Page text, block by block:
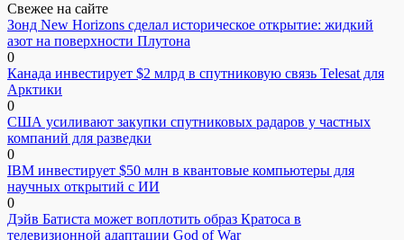
Свежее на сайте
Зонд New Horizons сделал историческое открытие: жидкий
азот на поверхности Плутона
0
Канада инвестирует $2 млрд в спутниковую связь Telesat для
Арктики
0
США усиливают закупки спутниковых радаров у частных
компаний для разведки
0
IBM инвестирует $50 млн в квантовые компьютеры для
научных открытий с ИИ
0
Дэйв Батиста может воплотить образ Кратоса в
телевизионной адаптации God of War